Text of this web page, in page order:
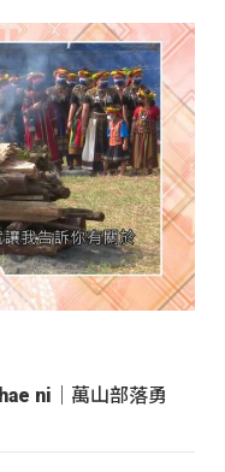
ni｜萬山部落勇